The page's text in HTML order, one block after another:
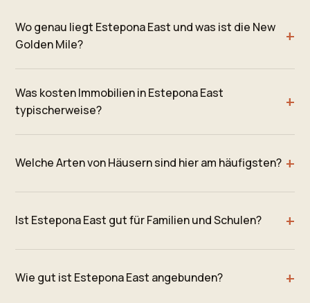
Wo genau liegt Estepona East und was ist die New
Golden Mile?
Was kosten Immobilien in Estepona East
typischerweise?
Welche Arten von Häusern sind hier am häufigsten?
Ist Estepona East gut für Familien und Schulen?
Wie gut ist Estepona East angebunden?